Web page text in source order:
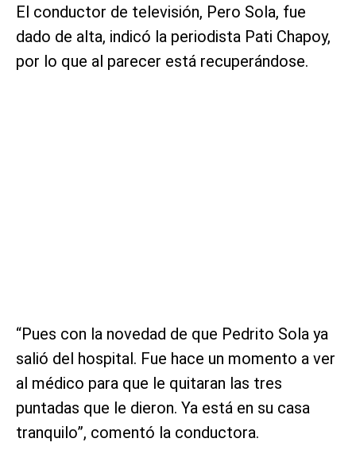
El conductor de televisión, Pero Sola, fue
dado de alta, indicó la periodista Pati Chapoy,
por lo que al parecer está recuperándose.
“Pues con la novedad de que Pedrito Sola ya
salió del hospital. Fue hace un momento a ver
al médico para que le quitaran las tres
puntadas que le dieron. Ya está en su casa
tranquilo”, comentó la conductora.